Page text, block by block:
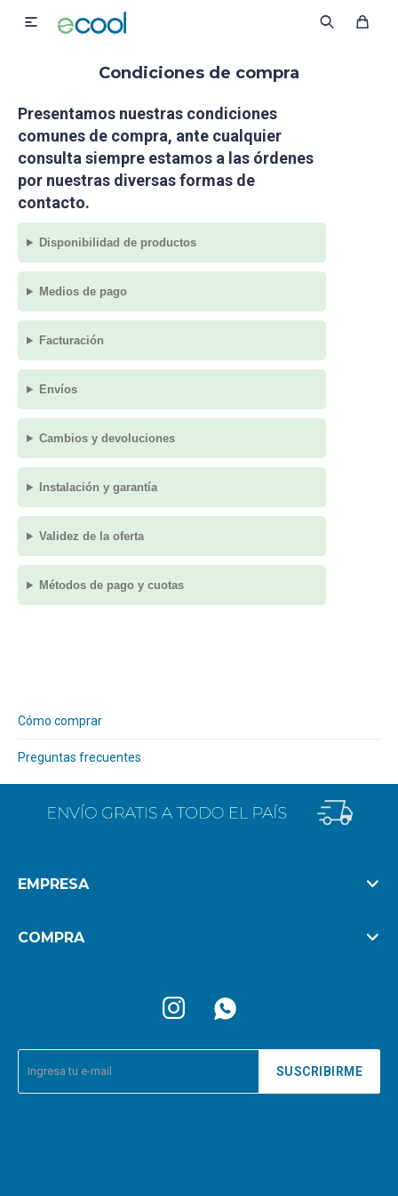

Condiciones de compra
Presentamos nuestras condiciones
comunes de compra, ante cualquier
consulta siempre estamos a las órdenes
por nuestras diversas formas de
contacto.
Disponibilidad de productos
Medios de pago
Facturación
Envíos
Cambios y devoluciones
Instalación y garantía
Validez de la oferta
Métodos de pago y cuotas
Cómo comprar
Preguntas frecuentes
 
SUSCRIBIRME
EMPRESA
COMPRA